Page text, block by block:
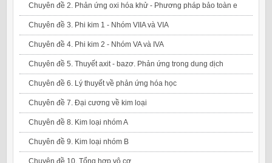
Chuyên đề 2. Phản ứng oxi hóa khử - Phương pháp bảo toàn e
Chuyên đề 3. Phi kim 1 - Nhóm VIIA và VIA
Chuyên đề 4. Phi kim 2 - Nhóm VA và IVA
Chuyên đề 5. Thuyết axit - bazơ. Phản ứng trong dung dịch
Chuyên đề 6. Lý thuyết về phản ứng hóa học
Chuyên đề 7. Đại cương về kim loại
Chuyên đề 8. Kim loại nhóm A
Chuyên đề 9. Kim loại nhóm B
Chuyên đề 10. Tổng hợp vô cơ